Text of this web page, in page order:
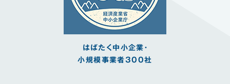
はばたく中小企業・
小規模事業者300社